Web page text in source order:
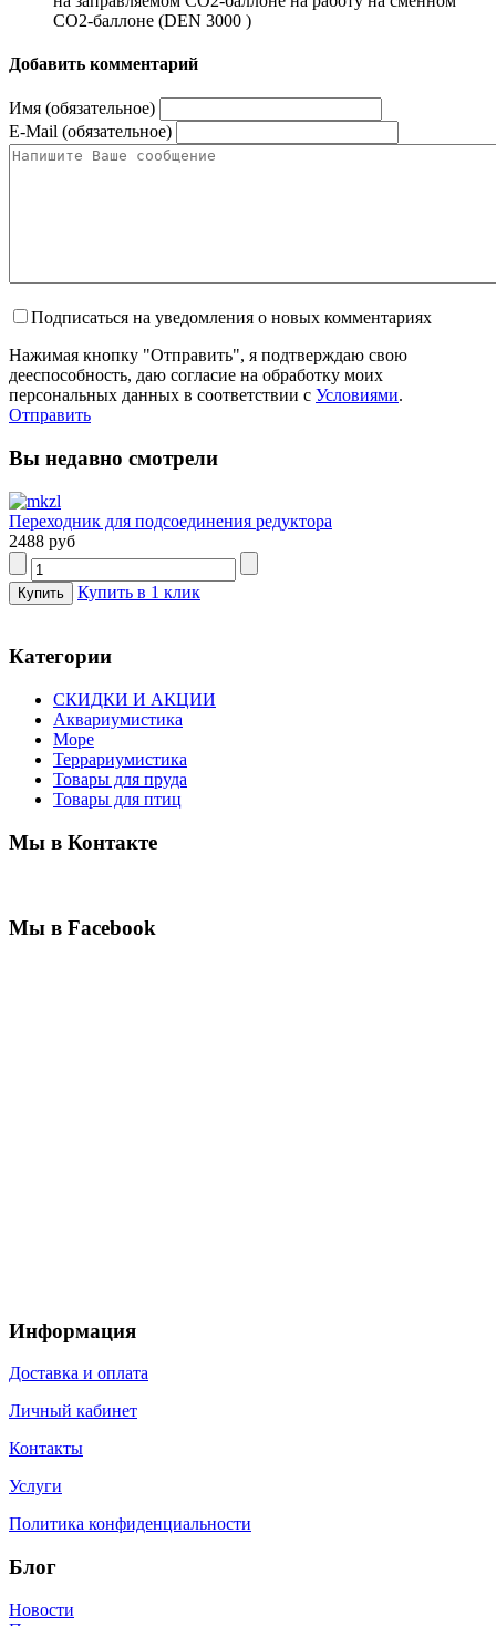
СО2-баллоне (DEN 3000 )
Добавить комментарий
Имя (обязательное)
E-Mail (обязательное)
Подписаться на уведомления о новых комментариях
Нажимая кнопку "Отправить", я подтверждаю свою
дееспособность, даю согласие на обработку моих
персональных данных в соответствии с Условиями.
Отправить
Вы недавно смотрели
Переходник для подсоединения редуктора
2488 руб
Купить в 1 клик
Категории
СКИДКИ И АКЦИИ
Аквариумистика
Море
Террариумистика
Товары для пруда
Товары для птиц
Мы в Контакте
Мы в Facebook
Информация
Доставка и оплата
Личный кабинет
Контакты
Услуги
Политика конфиденциальности
Блог
Новости